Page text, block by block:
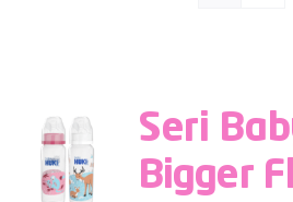
Seri
Bigger